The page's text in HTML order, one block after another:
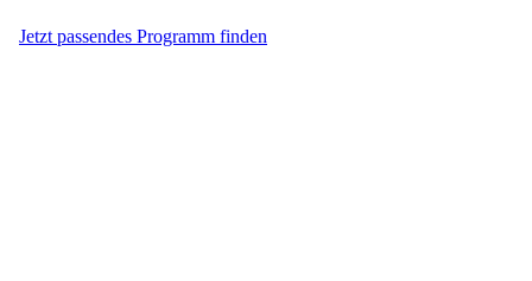
Jetzt passendes Programm finden